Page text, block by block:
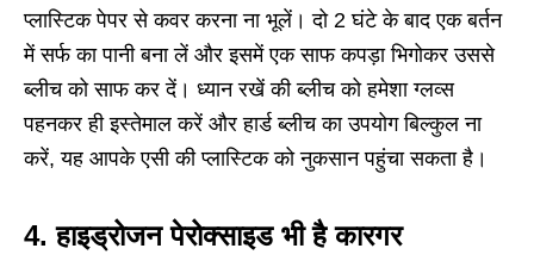
प्लास्टिक पेपर से कवर करना ना भूलें। दो 2 घंटे के बाद एक बर्तन
में सर्फ का पानी बना लें और इसमें एक साफ कपड़ा भिगोकर उससे
ब्लीच को साफ कर दें। ध्यान रखें की ब्लीच को हमेशा ग्लव्स
पहनकर ही इस्तेमाल करें और हार्ड ब्लीच का उपयोग बिल्कुल ना
करें, यह आपके एसी की प्लास्टिक को नुकसान पहुंचा सकता है।
4.हाइड्रोजन पेरोक्साइड भी है कारगर